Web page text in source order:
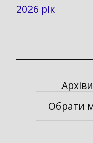
2026 рік
Архіви